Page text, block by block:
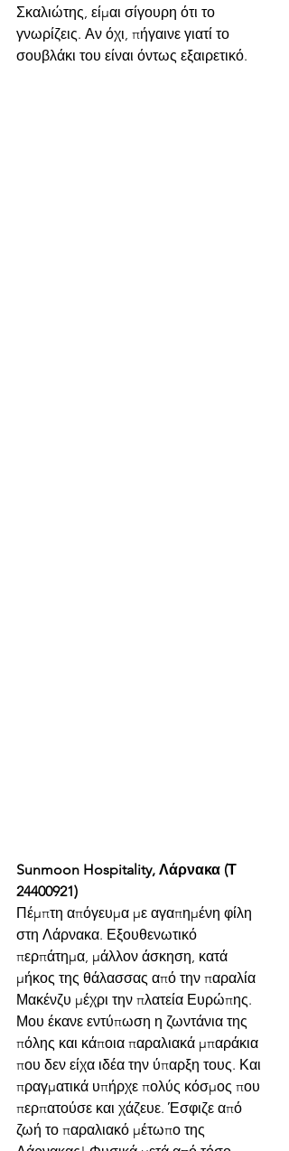
Σκαλιώτης, είμαι σίγουρη ότι το
γνωρίζεις. Αν όχι, πήγαινε γιατί το
σουβλάκι του είναι όντως εξαιρετικό.
Sunmoon Hospitality, Λάρνακα (Τ
24400921)
Πέμπτη απόγευμα με αγαπημένη φίλη
στη Λάρνακα. Εξουθενωτικό
περπάτημα, μάλλον άσκηση, κατά
μήκος της θάλασσας από την παραλία
Μακένζυ μέχρι την πλατεία Ευρώπης.
Μου έκανε εντύπωση η ζωντάνια της
πόλης και κάποια παραλιακά μπαράκια
που δεν είχα ιδέα την ύπαρξη τους. Και
πραγματικά υπήρχε πολύς κόσμος που
περπατούσε και χάζευε. Έσφιζε από
ζωή το παραλιακό μέτωπο της